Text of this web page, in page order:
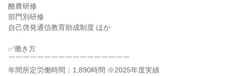
酪農研修
部門別研修
自己啓発通信教育助成制度 ほか
✅働き方
￣￣￣￣￣￣￣￣￣￣￣￣￣￣￣￣￣
年間所定労働時間：1,890時間 ※2025年度実績